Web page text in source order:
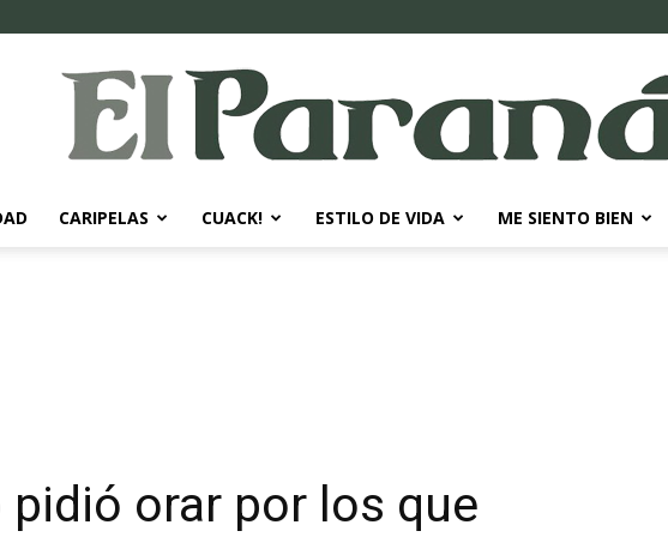
CARIPELAS CUACK! ESTILO DE VIDA ME SIENTO BIEN
pidió orar por los que